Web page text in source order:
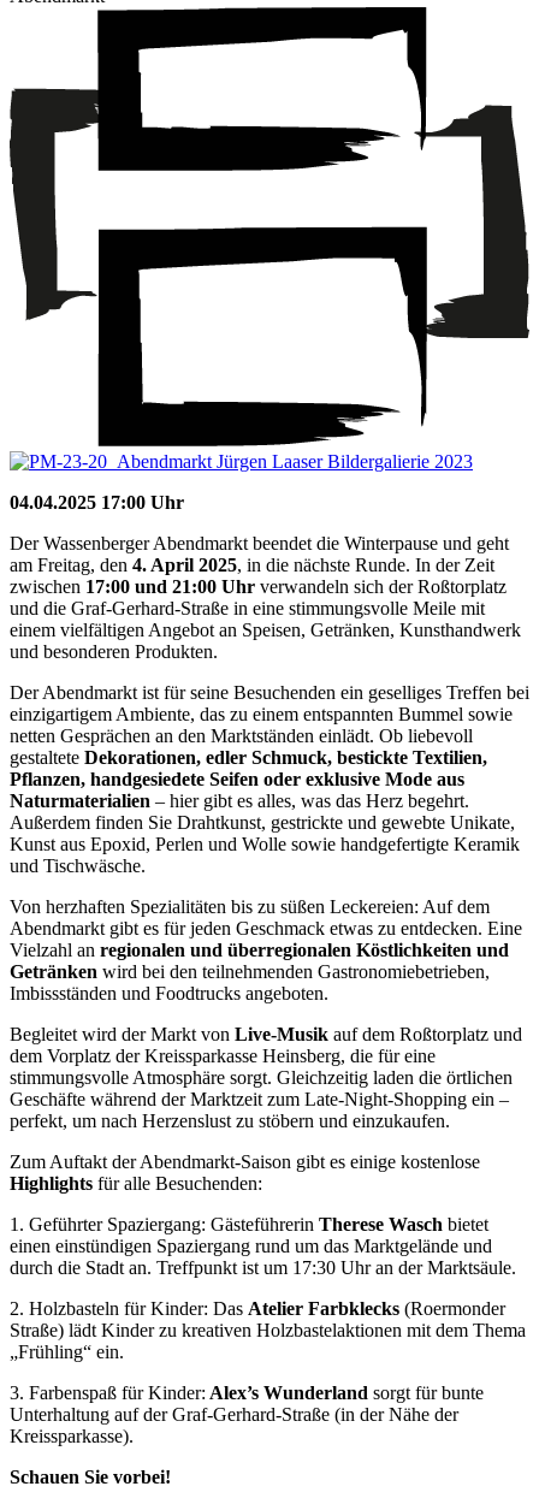
04.04.2025 17:00 Uhr
Der Wassenberger Abendmarkt beendet die Winterpause und geht
am Freitag, den 4. April 2025, in die nächste Runde. In der Zeit
zwischen 17:00 und 21:00 Uhr verwandeln sich der Roßtorplatz
und die Graf-Gerhard-Straße in eine stimmungsvolle Meile mit
einem vielfältigen Angebot an Speisen, Getränken, Kunsthandwerk
und besonderen Produkten.
Der Abendmarkt ist für seine Besuchenden ein geselliges Treffen bei
einzigartigem Ambiente, das zu einem entspannten Bummel sowie
netten Gesprächen an den Marktständen einlädt. Ob liebevoll
gestaltete Dekorationen, edler Schmuck, bestickte Textilien,
Pflanzen, handgesiedete Seifen oder exklusive Mode aus
Naturmaterialien – hier gibt es alles, was das Herz begehrt.
Außerdem finden Sie Drahtkunst, gestrickte und gewebte Unikate,
Kunst aus Epoxid, Perlen und Wolle sowie handgefertigte Keramik
und Tischwäsche.
Von herzhaften Spezialitäten bis zu süßen Leckereien: Auf dem
Abendmarkt gibt es für jeden Geschmack etwas zu entdecken. Eine
Vielzahl an regionalen und überregionalen Köstlichkeiten und
Getränken wird bei den teilnehmenden Gastronomiebetrieben,
Imbissständen und Foodtrucks angeboten.
Begleitet wird der Markt von Live-Musik auf dem Roßtorplatz und
dem Vorplatz der Kreissparkasse Heinsberg, die für eine
stimmungsvolle Atmosphäre sorgt. Gleichzeitig laden die örtlichen
Geschäfte während der Marktzeit zum Late-Night-Shopping ein –
perfekt, um nach Herzenslust zu stöbern und einzukaufen.
Zum Auftakt der Abendmarkt-Saison gibt es einige kostenlose
Highlights für alle Besuchenden:
1. Geführter Spaziergang: Gästeführerin Therese Wasch bietet
einen einstündigen Spaziergang rund um das Marktgelände und
durch die Stadt an. Treffpunkt ist um 17:30 Uhr an der Marktsäule.
2. Holzbasteln für Kinder: Das Atelier Farbklecks (Roermonder
Straße) lädt Kinder zu kreativen Holzbastelaktionen mit dem Thema
„Frühling“ ein.
3. Farbenspaß für Kinder: Alex’s Wunderland sorgt für bunte
Unterhaltung auf der Graf-Gerhard-Straße (in der Nähe der
Kreissparkasse).
Schauen Sie vorbei!